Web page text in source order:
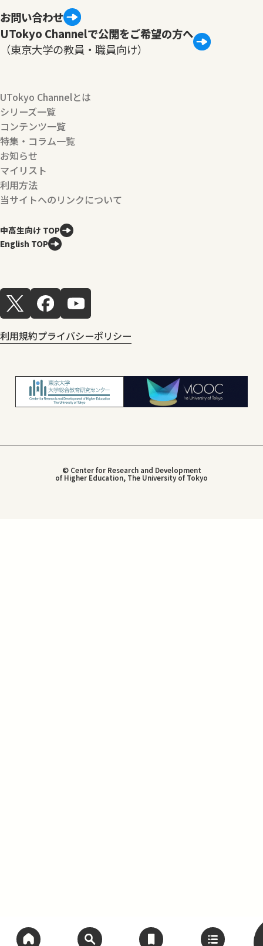
お問い合わせ
UTokyo Channelで公開をご希望の方へ
（東京大学の教員・職員向け）
UTokyo Channelとは
シリーズ一覧
コンテンツ一覧
特集・コラム一覧
お知らせ
マイリスト
利用方法
当サイトへのリンクについて
中高生向け TOP
English TOP
利用規約プライバシーポリシー
© Center for Research and Development
of Higher Education, The University of Tokyo